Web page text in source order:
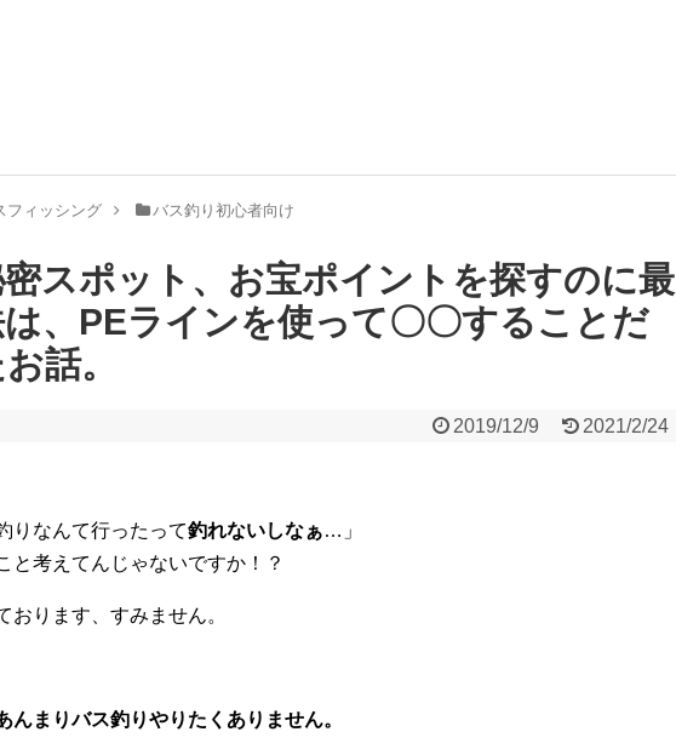
フィッシング バス釣り初心者向け
スポット、お宝ポイントを探すのに最
、PEラインを使って〇〇することだ
話。
2019/12/9 2021/2/24
りなんて行ったって釣れないしなぁ…」
と考えてんじゃないですか！？
おります、すみません。
んまりバス釣りやりたくありません。